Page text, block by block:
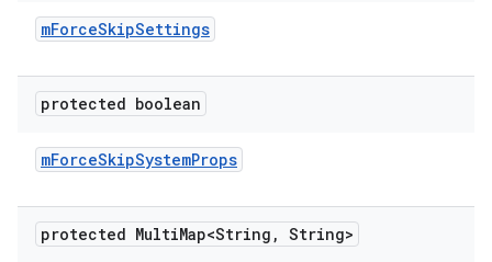
mForceSkipSettings
protected boolean
mForceSkipSystemProps
protected MultiMap<String , String>